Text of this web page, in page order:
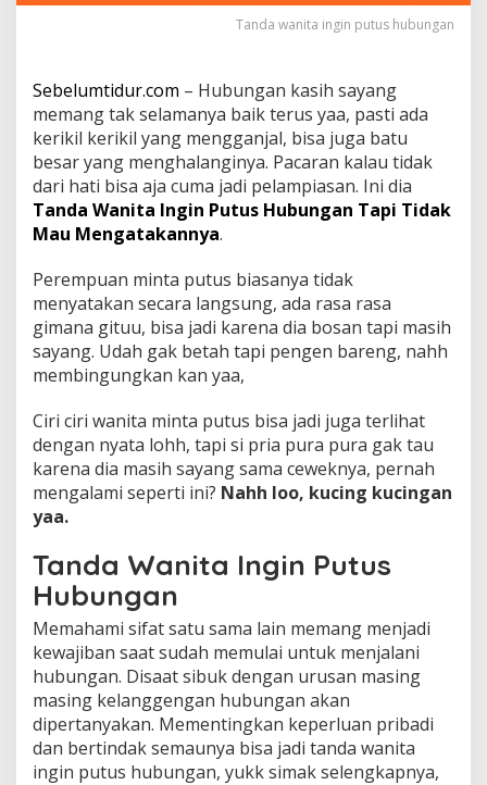
b
u
n
g
a
n
T
a
T
i
d
a
M
u
M
e
n
g
a
k
a
n
y
a
Tanda wanita ingin putus hubungan
Sebelumtidur.com – Hubungan kasih sayang
memang tak selamanya baik terus yaa, pasti ada
kerikil kerikil yang mengganjal, bisa juga batu
besar yang menghalanginya. Pacaran kalau tidak
dari hati bisa aja cuma jadi pelampiasan. Ini dia
Tanda Wanita Ingin Putus Hubungan Tapi Tidak
Mau Mengatakannya.
Perempuan minta putus biasanya tidak
menyatakan secara langsung, ada rasa rasa
gimana gituu, bisa jadi karena dia bosan tapi masih
sayang. Udah gak betah tapi pengen bareng, nahh
membingungkan kan yaa,
Ciri ciri wanita minta putus bisa jadi juga terlihat
dengan nyata lohh, tapi si pria pura pura gak tau
karena dia masih sayang sama ceweknya, pernah
mengalami seperti ini? Nahh loo, kucing kucingan
yaa.
Tanda Wanita Ingin Putus
Hubungan
Memahami sifat satu sama lain memang menjadi
kewajiban saat sudah memulai untuk menjalani
hubungan. Disaat sibuk dengan urusan masing
masing kelanggengan hubungan akan
dipertanyakan. Mementingkan keperluan pribadi
dan bertindak semaunya bisa jadi tanda wanita
ingin putus hubungan, yukk simak selengkapnya,